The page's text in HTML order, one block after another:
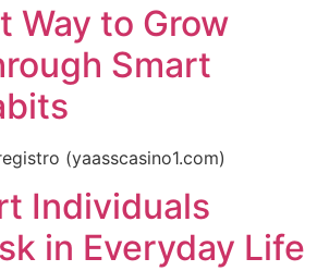
Way to Grow
Smart
(yaasscasino1.com)
Individuals
in Everyday Life